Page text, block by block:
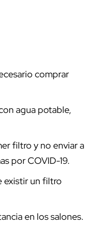
comprar
agua potable,
filtro y no enviar a
por COVID-19.
existir un filtro
en los salones.